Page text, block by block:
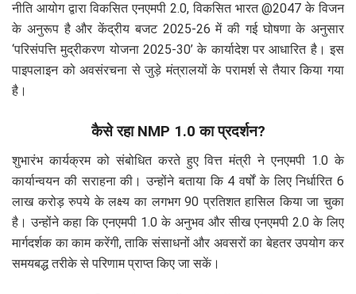
नीति आयोग द्वारा विकसित एनएमपी 2.0, विकसित भारत @2047 के विजन
के अनुरूप है और केंद्रीय बजट 2025-26 में की गई घोषणा के अनुसार
‘परिसंपत्ति मुद्रीकरण योजना 2025-30’ के कार्यादेश पर आधारित है। इस
पाइपलाइन को अवसंरचना से जुड़े मंत्रालयों के परामर्श से तैयार किया गया
है।
कैसे रहा NMP 1.0 का प्रदर्शन?
शुभारंभ कार्यक्रम को संबोधित करते हुए वित्त मंत्री ने एनएमपी 1.0 के
कार्यान्वयन की सराहना की। उन्होंने बताया कि 4 वर्षों के लिए निर्धारित 6
लाख करोड़ रुपये के लक्ष्य का लगभग 90 प्रतिशत हासिल किया जा चुका
है। उन्होंने कहा कि एनएमपी 1.0 के अनुभव और सीख एनएमपी 2.0 के लिए
मार्गदर्शक का काम करेंगी, ताकि संसाधनों और अवसरों का बेहतर उपयोग कर
समयबद्ध तरीके से परिणाम प्राप्त किए जा सकें।